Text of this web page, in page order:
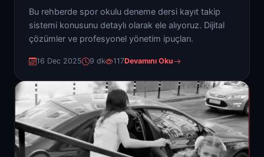
Bu rehberde spor okulu deneme dersi kayıt takip
sistemi konusunu detaylı olarak ele alıyoruz. Dijital
çözümler ve profesyonel yönetim ipuçları.
16 Dec 2025 9 dk 117Devamını Oku